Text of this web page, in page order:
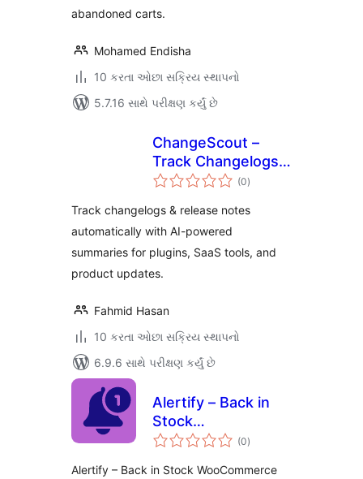
abandoned carts.
Mohamed Endisha
10 કરતા ઓછા સક્રિય સ્થાપનો
5.7.16 સાથે પરીક્ષણ કર્યું છે
ChangeScout –
Track Changelogs
& Product Updates
(0કુલ
રેટિંગ્સ
)
Track changelogs & release notes
automatically with AI-powered
summaries for plugins, SaaS tools, and
product updates.
Fahmid Hasan
10 કરતા ઓછા સક્રિય સ્થાપનો
6.9.6 સાથે પરીક્ષણ કર્યું છે
Alertify – Back in
Stock
WooCommerce
(0કુલ
રેટિંગ્સ
)
Alertify – Back in Stock WooCommerce